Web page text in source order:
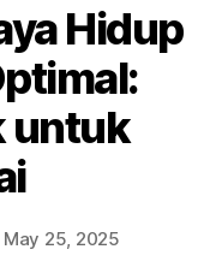
Hidup
untuk
May 25, 2025